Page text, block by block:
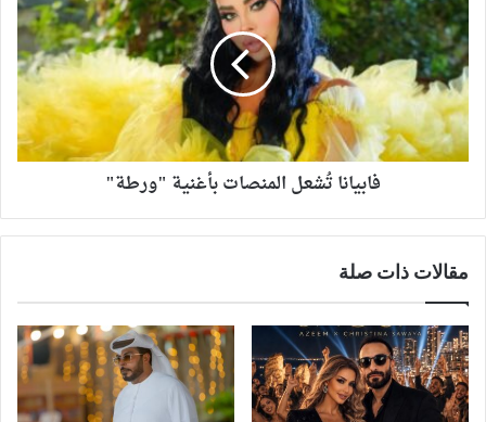
فابيانا تُشعل المنصات بأغنية "ورطة"
مقالات ذات صلة